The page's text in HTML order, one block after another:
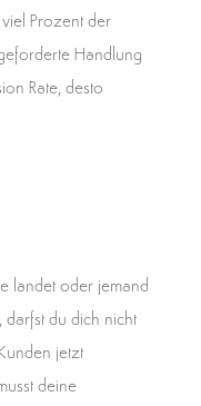
Prozent der
Handlung
Rate, desto
landet oder jemand
du dich nicht
jetzt
deine